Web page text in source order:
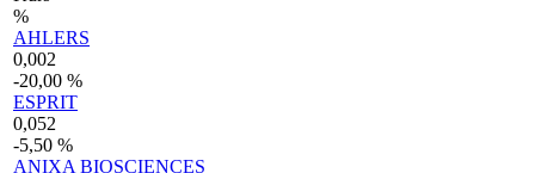
%
AHLERS
0,002
-20,00 %
ESPRIT
0,052
-5,50 %
ANIXA BIOSCIENCES